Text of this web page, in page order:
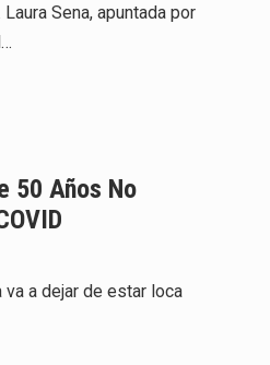
Sena, apuntada por
50 Años No
a dejar de estar loca